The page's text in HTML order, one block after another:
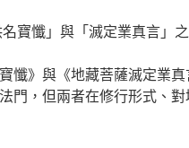
名寶懺」與「滅定業真言」
懺》與《地藏菩薩滅定業
門，但兩者在修行形式、